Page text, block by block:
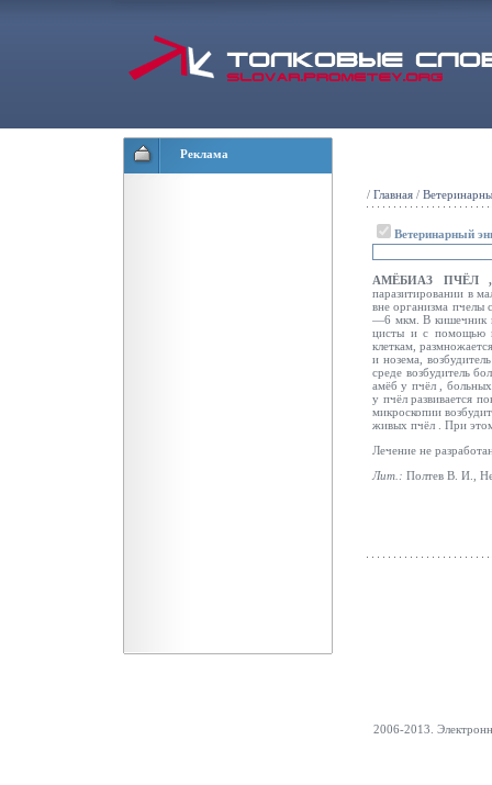
Реклама
/ Главная /
Ветеринарный
АМЁБИАЗ
паразитировании в
вне организма пчелы
—6 мкм. В кишечник
цисты и с помощью
клеткам,
и нозема,
среде возбудитель
амёбу пчёл
,
у пчёлразвивается
микроскопии
живых пчёл
. При
Лечение не
Лит.: Полтев В. И.,
2006-2013.